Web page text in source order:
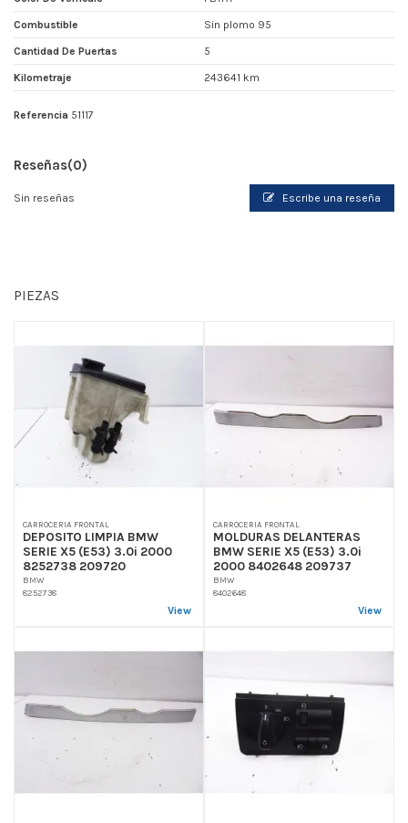
Combustible Sin plomo 95
Cantidad De Puertas 5
Kilometraje 243641 km
Referencia 51117
Reseñas(0)
Sin reseñas Escribe una reseña
PIEZAS
CARROCERIA FRONTAL
DEPOSITO LIMPIA BMW
SERIE X5 (E53) 3.0i 2000
8252738 209720
BMW
8252738
View
CARROCERIA FRONTAL
MOLDURAS DELANTERAS
BMW SERIE X5 (E53) 3.0i
2000 8402648 209737
BMW
8402648
View